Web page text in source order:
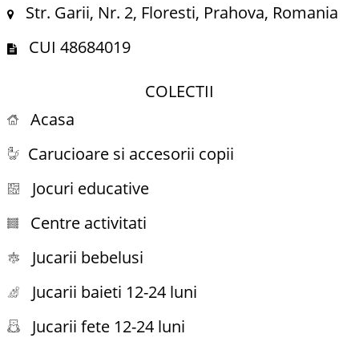
Str. Garii, Nr. 2, Floresti, Prahova, Romania
CUI 48684019
COLECTII
Acasa
Carucioare si accesorii copii
Jocuri educative
Centre activitati
Jucarii bebelusi
Jucarii baieti 12-24 luni
Jucarii fete 12-24 luni